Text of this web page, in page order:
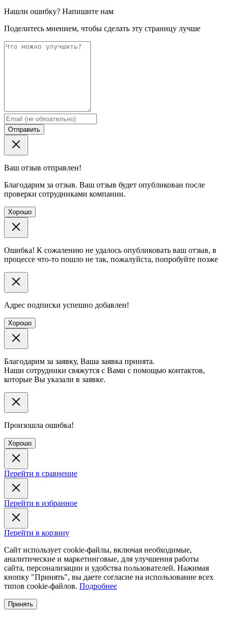
Нашли ошибку? Напишите нам
Поделитесь мнением, чтобы сделать эту страницу лучше
Отправить
Ваш отзыв отправлен!
Благодарим за отзыв. Ваш отзыв будет опубликован после
проверки сотрудниками компании.
Хорошо
Ошибка! К сожалению не удалось опубликовать ваш отзыв, в
процессе что-то пошло не так, пожалуйста, попробуйте позже
Адрес подписки успешно добавлен!
Хорошо
Благодарим за заявку, Ваша заявка принята.
Наши сотрудники свяжутся с Вами с помощью контактов,
которые Вы указали в заявке.
Произошла ошибка!
Хорошо
Перейти в сравнение
Перейти в избранное
Перейти в корзину
Сайт использует cookie-файлы, включая необходимые,
аналитические и маркетинговые, для улучшения работы
сайта, персонализации и удобства пользователей. Нажимая
кнопку "Принять", вы даете согласие на использование всех
типов cookie-файлов. Подробнее
Принять